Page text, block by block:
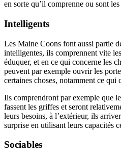
en sorte qu’il comprenne ou sont
Intelligents
Les Maine Coons font aussi partie
intelligentes, ils comprennent vite
éduquer, et en ce qui concerne les
peuvent par exemple ouvrir les
certaines choses, notamment ce qui
Ils comprendront par exemple que
fassent les griffes et seront
leurs besoins, à l’extérieur, ils
surprise en utilisant leurs capacités
Sociables